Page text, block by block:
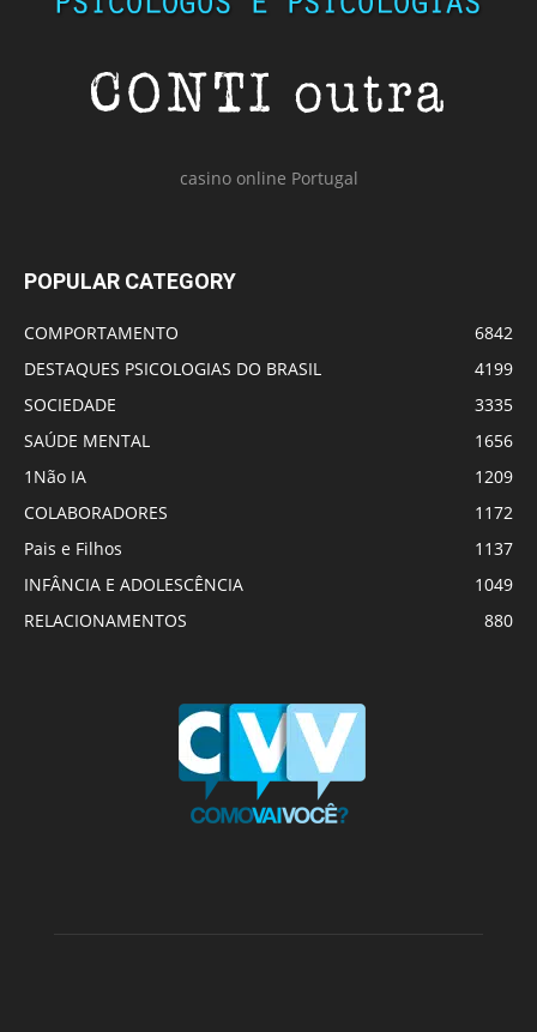
casino online Portugal
POPULAR CATEGORY
COMPORTAMENTO
6842
DESTAQUES PSICOLOGIAS DO BRASIL
4199
SOCIEDADE
3335
SAÚDE MENTAL
1656
1Não IA
1209
COLABORADORES
1172
Pais e Filhos
1137
INFÂNCIA E ADOLESCÊNCIA
1049
RELACIONAMENTOS
880